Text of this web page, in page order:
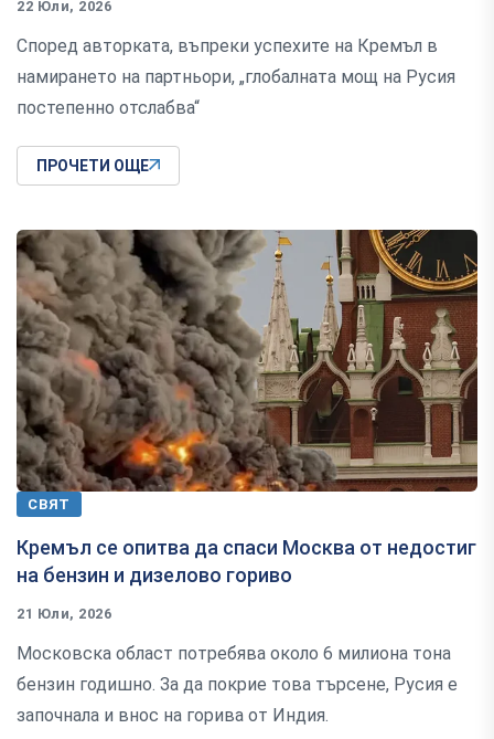
22 Юли, 2026
Според авторката, въпреки успехите на Кремъл в
намирането на партньори, „глобалната мощ на Русия
постепенно отслабва“
ПРОЧЕТИ ОЩЕ
СВЯТ
Кремъл се опитва да спаси Москва от недостиг
на бензин и дизелово гориво
21 Юли, 2026
Московска област потребява около 6 милиона тона
бензин годишно. За да покрие това търсене, Русия е
започнала и внос на горива от Индия.